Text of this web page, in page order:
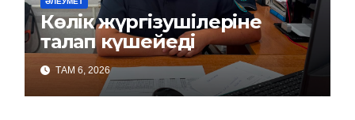
Көлік жүргізушілеріне
талап күшейеді
ТАМ 6, 2026